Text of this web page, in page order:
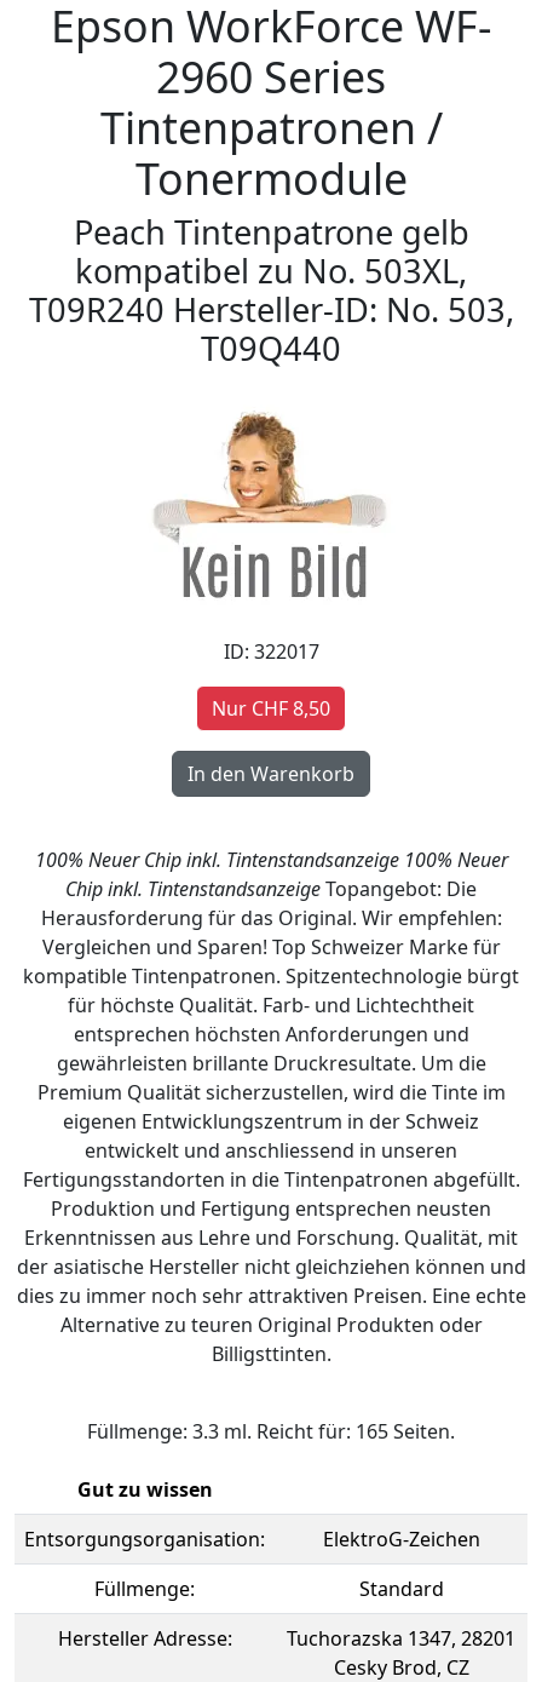
Epson WorkForce WF-
2960 Series
Tintenpatronen /
Tonermodule
Peach Tintenpatrone gelb
kompatibel zu No. 503XL,
T09R240 Hersteller-ID: No. 503,
T09Q440
ID: 322017
Nur CHF 8,50
100% Neuer Chip inkl. Tintenstandsanzeige 100% Neuer
Chip inkl. TintenstandsanzeigeTopangebot: Die
Herausforderung für das Original. Wir empfehlen:
Vergleichen und Sparen! Top Schweizer Marke für
kompatible Tintenpatronen. Spitzentechnologie bürgt
für höchste Qualität. Farb- und Lichtechtheit
entsprechen höchsten Anforderungen und
gewährleisten brillante Druckresultate. Um die
Premium Qualität sicherzustellen, wird die Tinte im
eigenen Entwicklungszentrum in der Schweiz
entwickelt und anschliessend in unseren
Fertigungsstandorten in die Tintenpatronen abgefüllt.
Produktion und Fertigung entsprechen neusten
Erkenntnissen aus Lehre und Forschung. Qualität, mit
der asiatische Hersteller nicht gleichziehen können und
dies zu immer noch sehr attraktiven Preisen. Eine echte
Alternative zu teuren Original Produkten oder
Billigsttinten.
Füllmenge: 3.3 ml. Reicht für: 165 Seiten.
Gut zu wissen
Entsorgungsorganisation:
ElektroG-Zeichen
Füllmenge:
Standard
Hersteller Adresse:
Tuchorazska 1347, 28201
Cesky Brod, CZ